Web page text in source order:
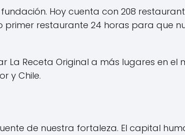
Hoy cuenta con 208
primer restaurante 24 horas para que
La Receta Original a más lugares en
y Chile.
de nuestra fortaleza. El capital